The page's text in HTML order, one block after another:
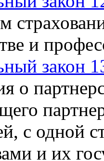
и
закон
о
с одной
и их